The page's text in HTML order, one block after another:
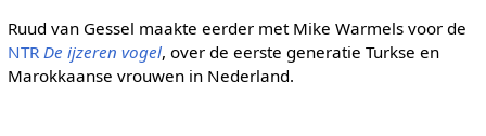
Ruud van Gessel maakte eerder met Mike Warmels voor de
NTR De ijzeren vogel, over de eerste generatie Turkse en
Marokkaanse vrouwen in Nederland.